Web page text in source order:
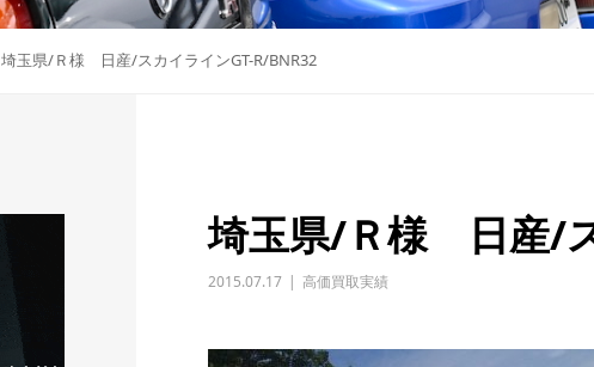
埼玉県/Ｒ様 日産/スカイラインGT-R/BNR32
埼玉県/Ｒ様 日産/
2015.07.17 高価買取実績